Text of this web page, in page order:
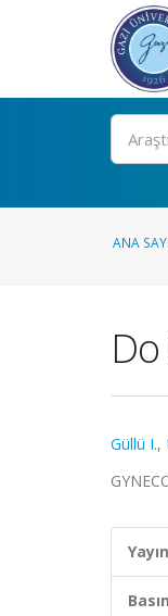
Ara
ANA
Güllü I.,